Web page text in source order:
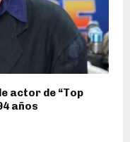
actor de “Top
años